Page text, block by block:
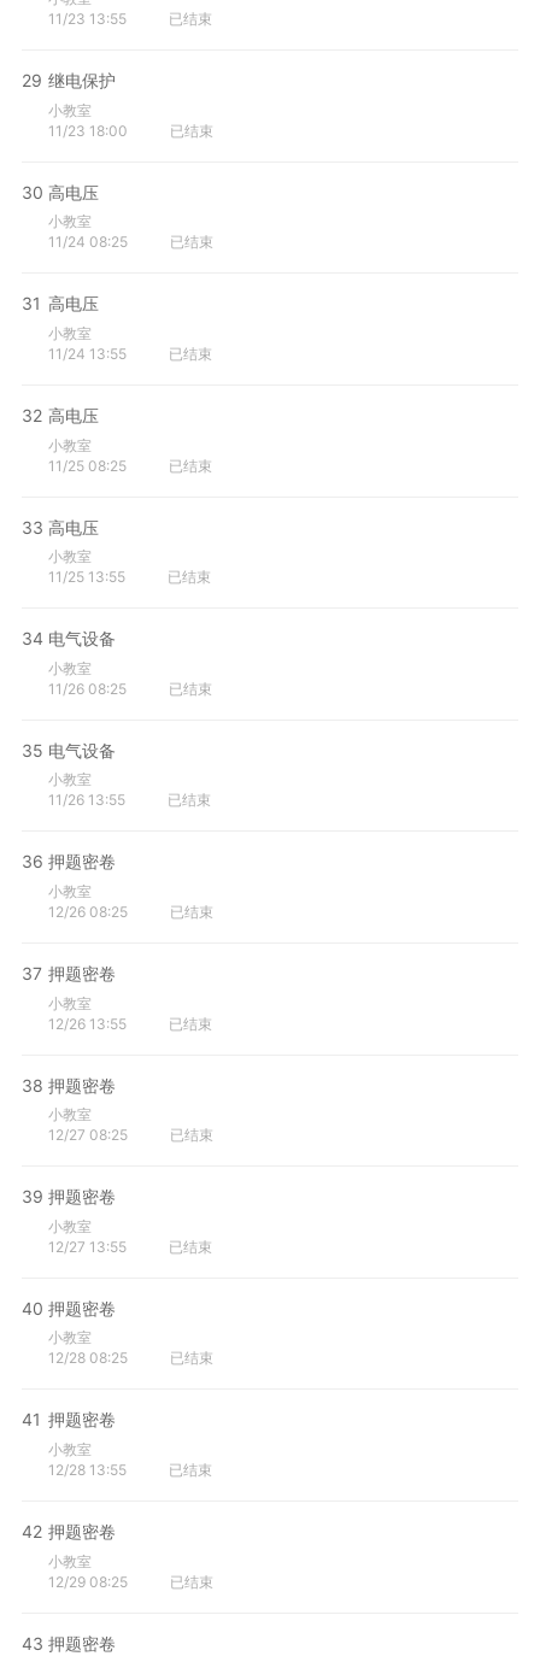
11/23 13:55
已结束
29 继电保护
小教室
11/23 18:00
已结束
30 高电压
小教室
11/24 08:25
已结束
31 高电压
小教室
11/24 13:55
已结束
32 高电压
小教室
11/25 08:25
已结束
33 高电压
小教室
11/25 13:55
已结束
34 电气设备
小教室
11/26 08:25
已结束
35 电气设备
小教室
11/26 13:55
已结束
36 押题密卷
小教室
12/26 08:25
已结束
37 押题密卷
小教室
12/26 13:55
已结束
38 押题密卷
小教室
12/27 08:25
已结束
39 押题密卷
小教室
12/27 13:55
已结束
40 押题密卷
小教室
12/28 08:25
已结束
41 押题密卷
小教室
12/28 13:55
已结束
42 押题密卷
小教室
12/29 08:25
已结束
43 押题密卷